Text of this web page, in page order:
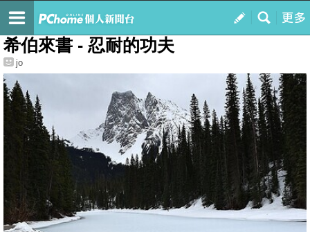
我的
最新文章
希伯來書 - 忍耐的功夫
jo